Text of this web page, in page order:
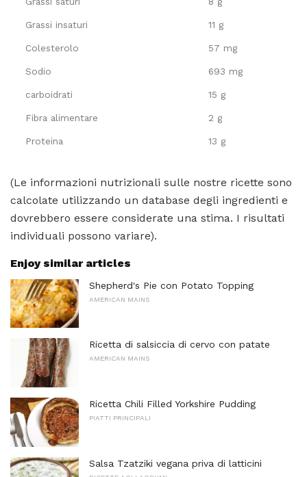
Grassi insaturi 11 g
Colesterolo 57 mg
Sodio 693 mg
carboidrati 15 g
Fibra alimentare 2 g
Proteina 13 g
(Le informazioni nutrizionali sulle nostre ricette sono
calcolate utilizzando un database degli ingredienti e
dovrebbero essere considerate una stima. I risultati
individuali possono variare).
Enjoy similar articles
Shepherd's Pie con Potato Topping
AMERICAN MAINS
Ricetta di salsiccia di cervo con patate
AMERICAN MAINS
Ricetta Chili Filled Yorkshire Pudding
PIATTI PRINCIPALI
Salsa Tzatziki vegana priva di latticini